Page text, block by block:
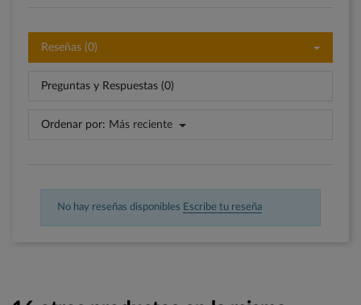
Reseñas (0)
Preguntas y Respuestas (0)
Ordenar por: Más reciente
No hay reseñas disponibles Escribe tu reseña